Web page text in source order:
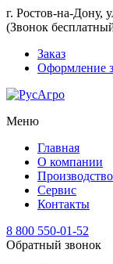
г. Ростов-на-Дону,
(Звонок
Заказ
Оформление
Меню
Главная
О компании
Производство
Сервис
Контакты
8 800 550-01-52
Обратный звонок